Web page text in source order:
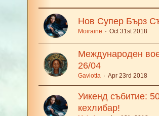
Нов Супер Бърз
Moiraine Oct 31st 2018
Международен
26/04
Gaviotta Apr 23rd 2018
Уикенд събитие:
кехлибар!